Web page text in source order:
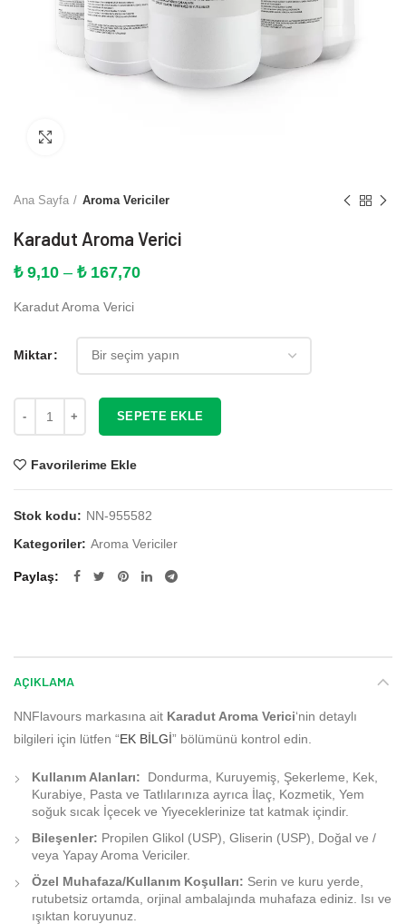
Ana Sayfa Aroma Vericiler
Karadut Aroma Verici
₺9,10 – ₺167,70Fiyat
Karadut Aroma Verici
Miktar
SEPETE EKLE
Favorilerime Ekle
Stok kodu: NN-955582
Kategoriler: Aroma Vericiler
Paylaş
AÇIKLAMA
NNFlavours markasına ait Karadut Aroma Verici‘nin detaylı
bilgileri için lütfen “EK BİLGİ” bölümünü kontrol edin.
Kullanım Alanları: Dondurma, Kuruyemiş, Şekerleme, Kek,
Kurabiye, Pasta ve Tatlılarınıza ayrıca İlaç, Kozmetik, Yem
soğuk sıcak İçecek ve Yiyeceklerinize tat katmak içindir.
Bileşenler: Propilen Glikol (USP), Gliserin (USP), Doğal ve /
veya Yapay Aroma Vericiler.
Özel Muhafaza/Kullanım Koşulları: Serin ve kuru yerde,
rutubetsiz ortamda, orjinal ambalajında muhafaza ediniz. Isı ve
ışıktan koruyunuz.